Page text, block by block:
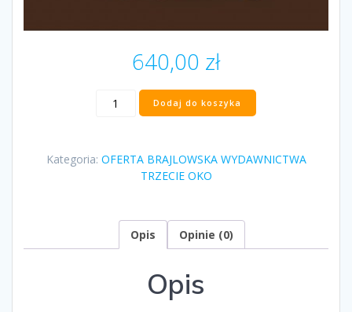
640,00 zł
ilość
„Lubuskie
ręki”
Marek
Dodaj do koszyka
Kategoria: OFERTA BRAJLOWSKA WYDAWNICTWA
TRZECIE OKO
Opis Opinie (0)
Opis